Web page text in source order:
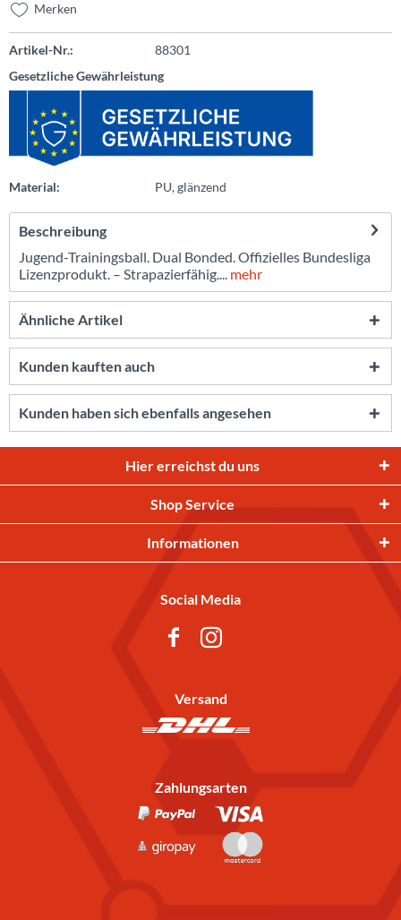
Merken
Artikel-Nr.:
88301
Gesetzliche Gewährleistung
Material: PU, glänzend
Beschreibung
Jugend-Trainingsball. Dual Bonded. Offizielles Bundesliga
Lizenzprodukt. – Strapazierfähig.... mehr
Ähnliche Artikel
Kunden kauften auch
Kunden haben sich ebenfalls angesehen
Hier erreichst du uns
Shop Service
Informationen
Social Media
Versand
Zahlungsarten